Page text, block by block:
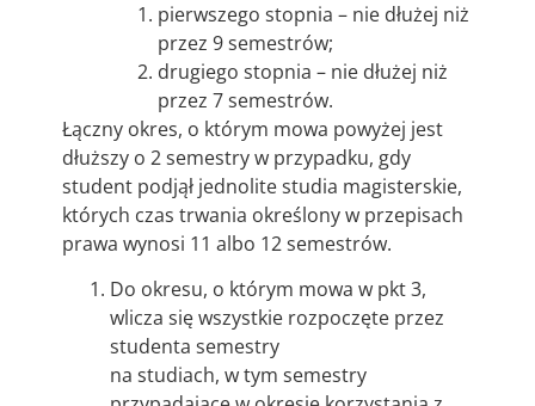
pierwszego stopnia – nie dłużej niż
przez 9 semestrów;
drugiego stopnia – nie dłużej niż
przez 7 semestrów.
Łączny okres, o którym mowa powyżej jest
dłuższy o 2 semestry w przypadku, gdy
student podjął jednolite studia magisterskie,
których czas trwania określony w przepisach
prawa wynosi 11 albo 12 semestrów.
Do okresu, o którym mowa w pkt 3,
wlicza się wszystkie rozpoczęte przez
studenta semestry
na studiach, w tym semestry